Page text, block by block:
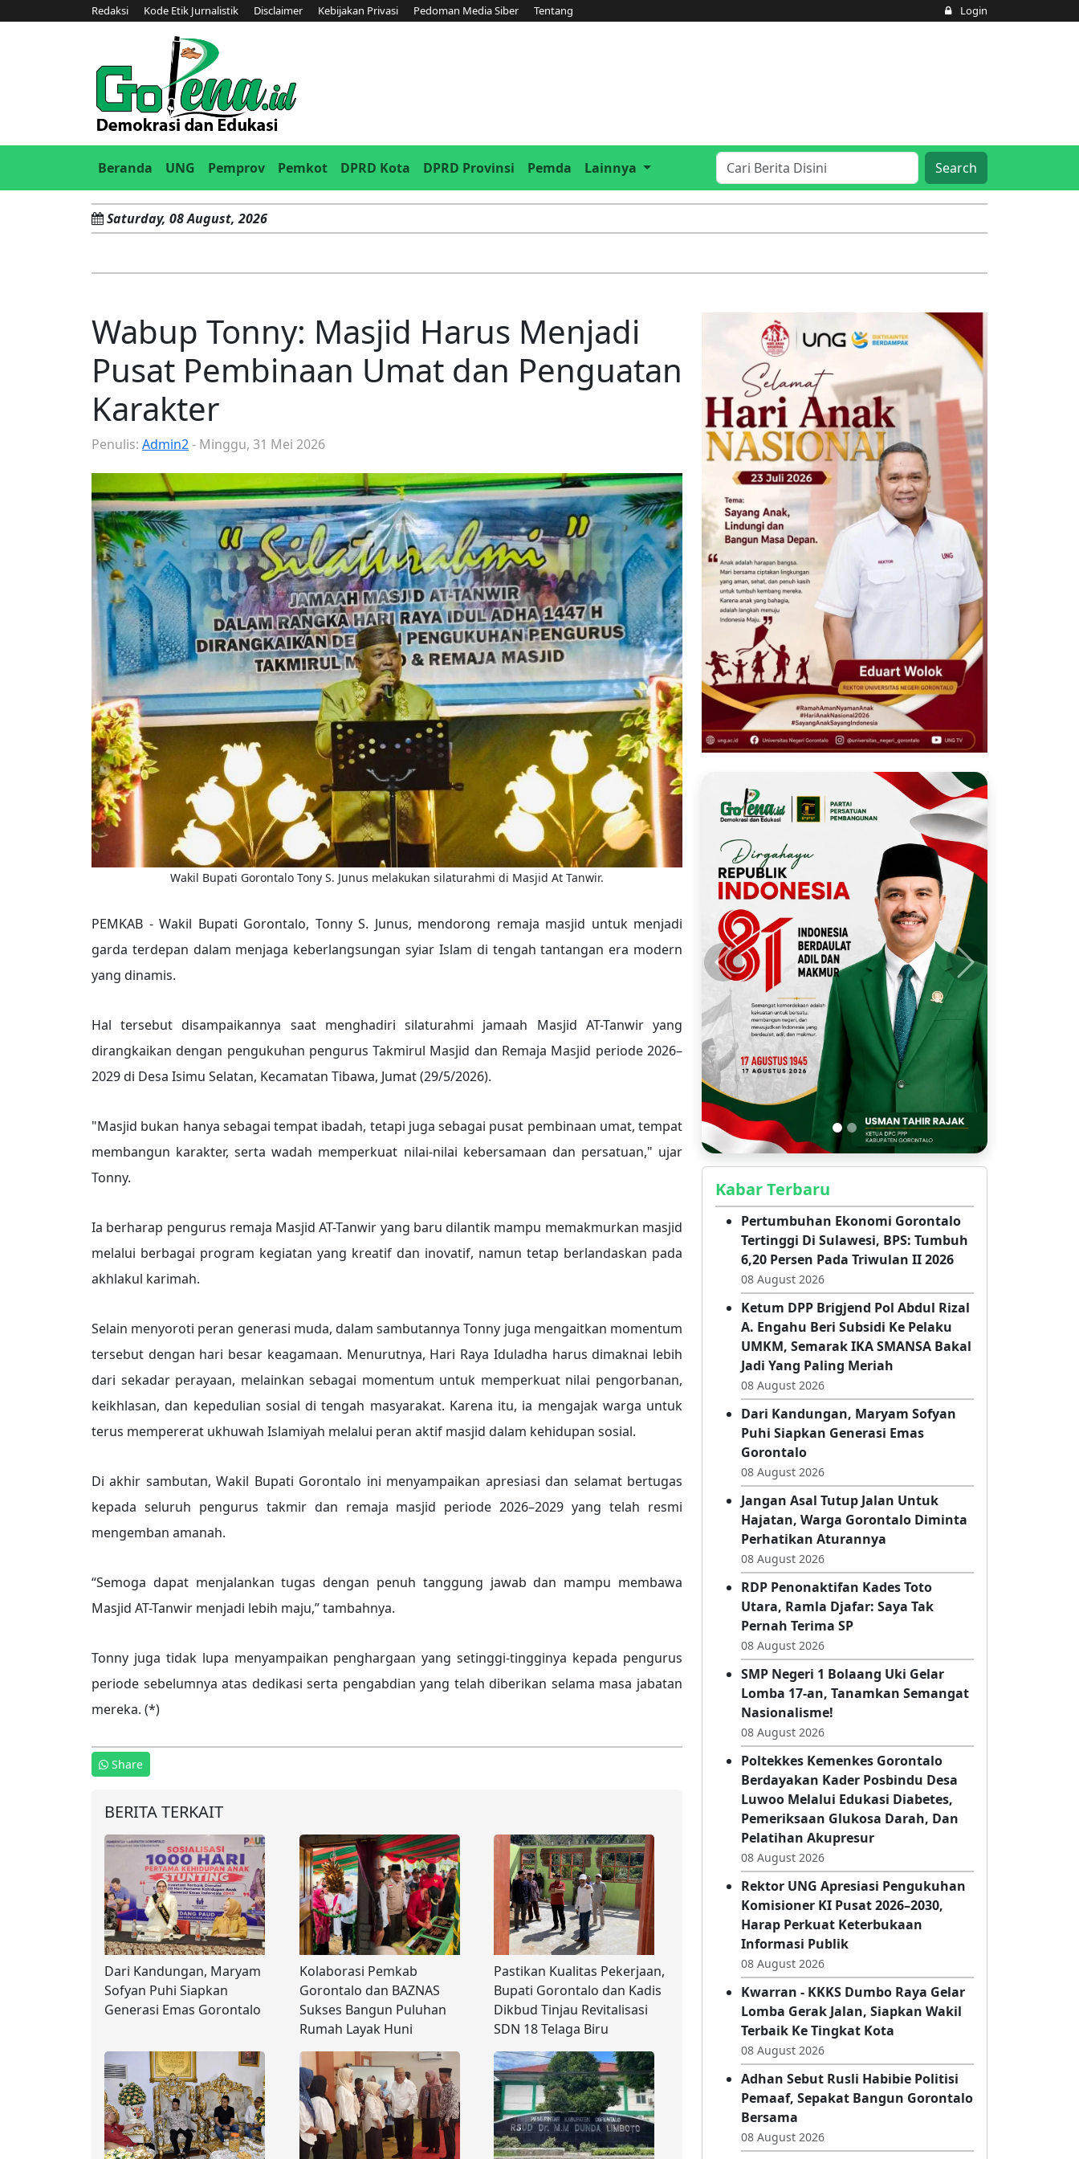
Redaksi Kode Etik Jurnalistik Disclaimer Kebijakan Privasi Pedoman Media Siber Tentang Login
Beranda (current)
UNG Pemprov Pemkot DPRD Kota DPRD Provinsi Pemda Lainnya Search
Saturday, 08 August, 2026
Wabup Tonny: Masjid Harus Menjadi
Pusat Pembinaan Umat dan Penguatan
Karakter
Penulis: Admin2- Minggu, 31 Mei 2026
Wakil Bupati Gorontalo Tony S. Junus melakukan silaturahmi di Masjid At Tanwir.
PEMKAB - Wakil Bupati Gorontalo, Tonny S. Junus, mendorong remaja masjid untuk menjadi
garda terdepan dalam menjaga keberlangsungan syiar Islam di tengah tantangan era modern
yang dinamis.
Hal tersebut disampaikannya saat menghadiri silaturahmi jamaah Masjid AT-Tanwir yang
dirangkaikan dengan pengukuhan pengurus Takmirul Masjid dan Remaja Masjid periode 2026–
2029 di Desa Isimu Selatan, Kecamatan Tibawa, Jumat (29/5/2026).
"Masjid bukan hanya sebagai tempat ibadah, tetapi juga sebagai pusat pembinaan umat, tempat
membangun karakter, serta wadah memperkuat nilai-nilai kebersamaan dan persatuan," ujar
Tonny.
Ia berharap pengurus remaja Masjid AT-Tanwir yang baru dilantik mampu memakmurkan masjid
melalui berbagai program kegiatan yang kreatif dan inovatif, namun tetap berlandaskan pada
akhlakul karimah.
Selain menyoroti peran generasi muda, dalam sambutannya Tonny juga mengaitkan momentum
tersebut dengan hari besar keagamaan. Menurutnya, Hari Raya Iduladha harus dimaknai lebih
dari sekadar perayaan, melainkan sebagai momentum untuk memperkuat nilai pengorbanan,
keikhlasan, dan kepedulian sosial di tengah masyarakat. Karena itu, ia mengajak warga untuk
terus mempererat ukhuwah Islamiyah melalui peran aktif masjid dalam kehidupan sosial.
Di akhir sambutan, Wakil Bupati Gorontalo ini menyampaikan apresiasi dan selamat bertugas
kepada seluruh pengurus takmir dan remaja masjid periode 2026–2029 yang telah resmi
mengemban amanah.
“Semoga dapat menjalankan tugas dengan penuh tanggung jawab dan mampu membawa
Masjid AT-Tanwir menjadi lebih maju,” tambahnya.
Tonny juga tidak lupa menyampaikan penghargaan yang setinggi-tingginya kepada pengurus
periode sebelumnya atas dedikasi serta pengabdian yang telah diberikan selama masa jabatan
mereka. (*)
Share
BERITA TERKAIT
Dari Kandungan, Maryam
Sofyan Puhi Siapkan
Generasi Emas Gorontalo
Kolaborasi Pemkab
Gorontalo dan BAZNAS
Sukses Bangun Puluhan
Rumah Layak Huni
Pastikan Kualitas Pekerjaan,
Bupati Gorontalo dan Kadis
Dikbud Tinjau Revitalisasi
SDN 18 Telaga Biru
Kabar Terbaru
Pertumbuhan Ekonomi Gorontalo
Tertinggi Di Sulawesi, BPS: Tumbuh
6,20 Persen Pada Triwulan II 2026
08 August 2026
Ketum DPP Brigjend Pol Abdul Rizal
A. Engahu Beri Subsidi Ke Pelaku
UMKM, Semarak IKA SMANSA Bakal
Jadi Yang Paling Meriah
08 August 2026
Dari Kandungan, Maryam Sofyan
Puhi Siapkan Generasi Emas
Gorontalo
08 August 2026
Jangan Asal Tutup Jalan Untuk
Hajatan, Warga Gorontalo Diminta
Perhatikan Aturannya
08 August 2026
RDP Penonaktifan Kades Toto
Utara, Ramla Djafar: Saya Tak
Pernah Terima SP
08 August 2026
SMP Negeri 1 Bolaang Uki Gelar
Lomba 17-an, Tanamkan Semangat
Nasionalisme!
08 August 2026
Poltekkes Kemenkes Gorontalo
Berdayakan Kader Posbindu Desa
Luwoo Melalui Edukasi Diabetes,
Pemeriksaan Glukosa Darah, Dan
Pelatihan Akupresur
08 August 2026
Rektor UNG Apresiasi Pengukuhan
Komisioner KI Pusat 2026–2030,
Harap Perkuat Keterbukaan
Informasi Publik
08 August 2026
Kwarran - KKKS Dumbo Raya Gelar
Lomba Gerak Jalan, Siapkan Wakil
Terbaik Ke Tingkat Kota
08 August 2026
Adhan Sebut Rusli Habibie Politisi
Pemaaf, Sepakat Bangun Gorontalo